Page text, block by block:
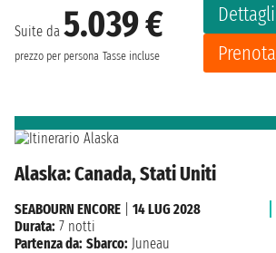
Suite da 5.039 €
prezzo per persona Tasse incluse
Dettagli
Prenota
Alaska: Canada, Stati Uniti
SEABOURN ENCORE
14 LUG 2028
Durata: 7 notti
Partenza da: Sbarco: Juneau